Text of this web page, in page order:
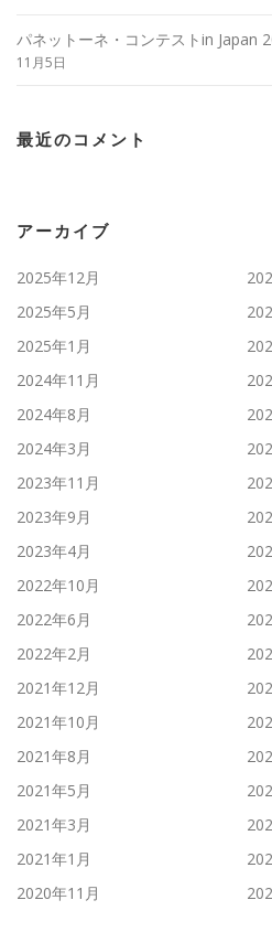
パネットーネ・コンテストin Japan
11月5日
最近のコメント
アーカイブ
2025年12月
2025年5月
2025年1月
2024年11月
2024年8月
2024年3月
2023年11月
2023年9月
2023年4月
2022年10月
2022年6月
2022年2月
2021年12月
2021年10月
2021年8月
2021年5月
2021年3月
2021年1月
2020年11月